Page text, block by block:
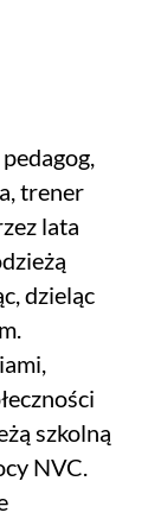
trener
lata
dzieląc
szkolną
NVC.